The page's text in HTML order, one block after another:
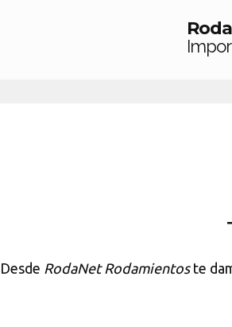
Desde RodaNet Rodamientoste